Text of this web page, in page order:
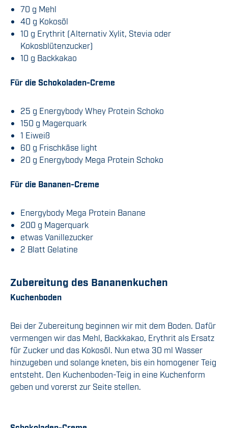
70 g Mehl
40 g Kokosöl
10 g Erythrit (Alternativ Xylit, Stevia oder
Kokosblütenzucker)
10 g Backkakao
Für die Schokoladen-Creme
25 g Energybody Whey Protein Schoko
150 g Magerquark
1 Eiweiß
60 g Frischkäse light
20 g Energybody Mega Protein Schoko
Für die Bananen-Creme
Energybody Mega Protein Banane
200 g Magerquark
etwas Vanillezucker
2 Blatt Gelatine
Zubereitung des Bananenkuchen
Kuchenboden
Bei der Zubereitung beginnen wir mit dem Boden. Dafür
vermengen wir das Mehl, Backkakao, Erythrit als Ersatz
für Zucker und das Kokosöl. Nun etwa 30 ml Wasser
hinzugeben und solange kneten, bis ein homogener Teig
entsteht. Den Kuchenboden-Teig in eine Kuchenform
geben und vorerst zur Seite stellen.